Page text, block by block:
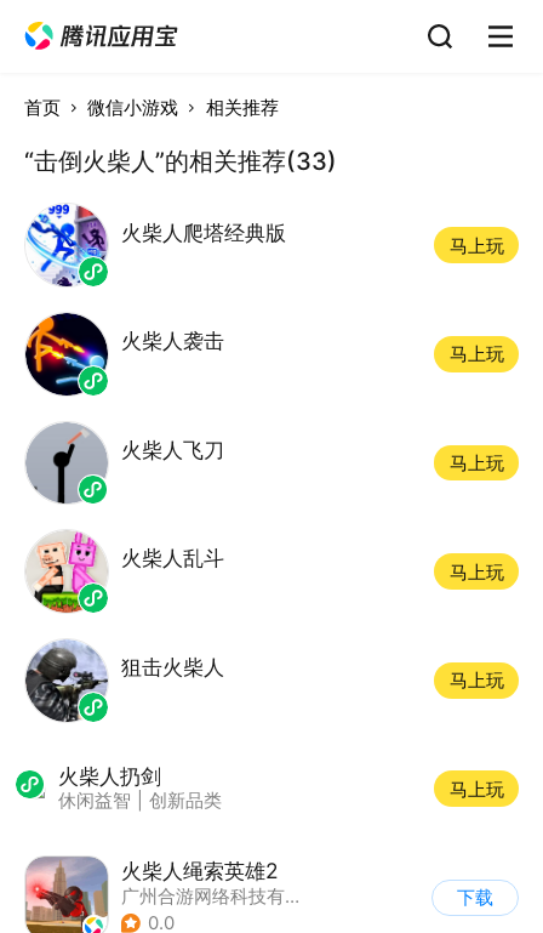
首页 微信小游戏 相关推荐
“击倒火柴人”的相关推荐(33)
火柴人爬塔经典版
马上玩
火柴人袭击
马上玩
火柴人飞刀
马上玩
火柴人乱斗
马上玩
狙击火柴人
马上玩
火柴人扔剑
休闲益智 创新品类
马上玩
火柴人绳索英雄2
广州合游网络科技有限公司
0.0
下载